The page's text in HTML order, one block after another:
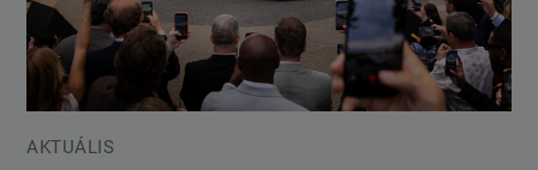
AKTUÁLIS